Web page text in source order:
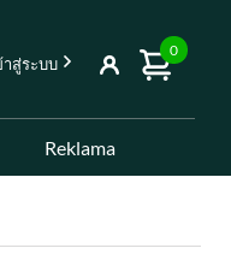
าสู่ระบบ
0
Reklama